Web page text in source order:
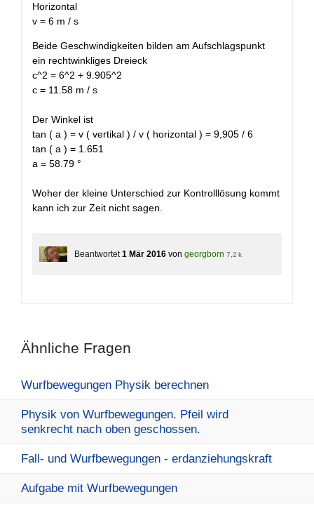
Horizontal
v = 6 m / s
Beide Geschwindigkeiten bilden am Aufschlagspunkt
ein rechtwinkliges Dreieck
c^2 = 6^2 + 9.905^2
c = 11.58 m / s
Der Winkel ist
tan ( a ) = v ( vertikal ) / v ( horizontal ) = 9,905 / 6
tan ( a ) = 1.651
a = 58.79 °
Woher der kleine Unterschied zur Kontrolllösung kommt
kann ich zur Zeit nicht sagen.
Beantwortet 1 Mär 2016 von georgborn 7,2 k
Ähnliche Fragen
Wurfbewegungen Physik berechnen
Physik von Wurfbewegungen. Pfeil wird
senkrecht nach oben geschossen.
Fall- und Wurfbewegungen - erdanziehungskraft
Aufgabe mit Wurfbewegungen